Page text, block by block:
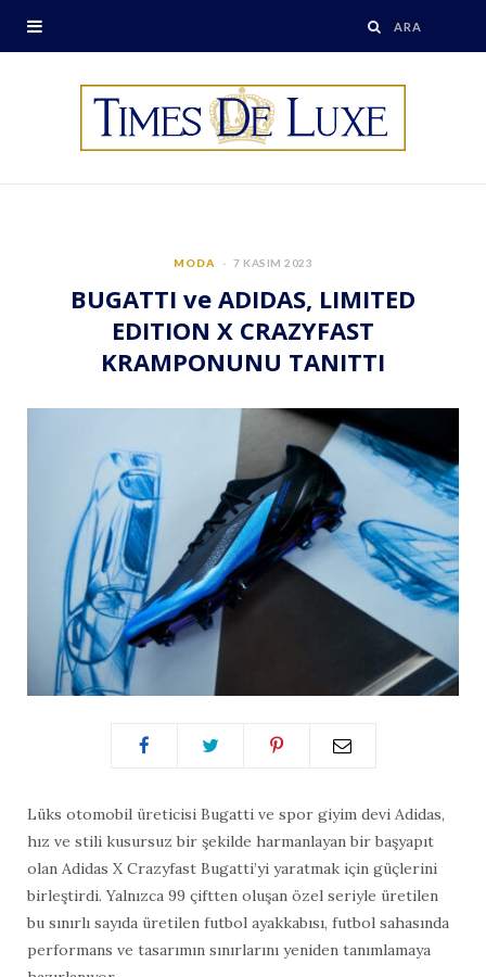
MODA 7 KASIM 2023
BUGATTI ve ADIDAS, LIMITED
EDITION X CRAZYFAST
KRAMPONUNU TANITTI
Lüks otomobil üreticisi Bugatti ve spor giyim devi Adidas,
hız ve stili kusursuz bir şekilde harmanlayan bir başyapıt
olan Adidas X Crazyfast Bugatti’yi yaratmak için güçlerini
birleştirdi. Yalnızca 99 çiftten oluşan özel seriyle üretilen
bu sınırlı sayıda üretilen futbol ayakkabısı, futbol sahasında
performans ve tasarımın sınırlarını yeniden tanımlamaya